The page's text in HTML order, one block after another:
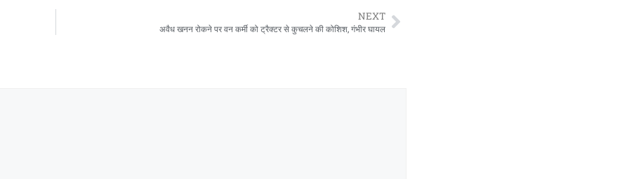
NEXT
अवैध खनन रोकने पर वन कर्मी को ट्रैक्टर से कुचलने की कोशिश, गंभीर घायल